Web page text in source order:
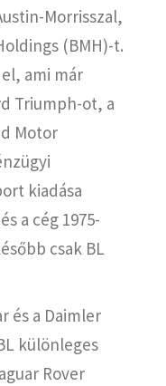
Morrisszal,
(BMH)-t.
ami már
Triumph-ot, a
Motor
kiadása
a cég 1975-
csak BL
és a Daimler
különleges
Rover